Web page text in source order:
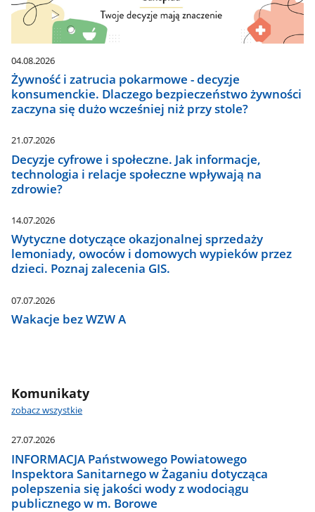
04.08.2026
Żywność i zatrucia pokarmowe - decyzje
konsumenckie. Dlaczego bezpieczeństwo żywności
zaczyna się dużo wcześniej niż przy stole?
21.07.2026
Decyzje cyfrowe i społeczne. Jak informacje,
technologia i relacje społeczne wpływają na
zdrowie?
14.07.2026
Wytyczne dotyczące okazjonalnej sprzedaży
lemoniady, owoców i domowych wypieków przez
dzieci. Poznaj zalecenia GIS.
07.07.2026
Wakacje bez WZW A
Komunikaty
zobacz wszystkie
27.07.2026
INFORMACJA Państwowego Powiatowego
Inspektora Sanitarnego w Żaganiu dotycząca
polepszenia się jakości wody z wodociągu
publicznego w m. Borowe